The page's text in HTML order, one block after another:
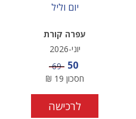
יום וליל
עפרה קורת
יוני-2026
מחיר מבצע
50 מחיר
69
חסכון 19
₪
לרכישה